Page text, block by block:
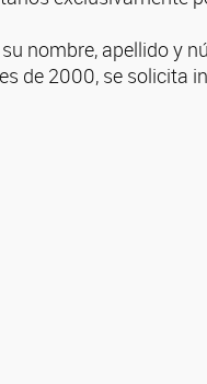
nombre, apellido y
de 2000, se solicita